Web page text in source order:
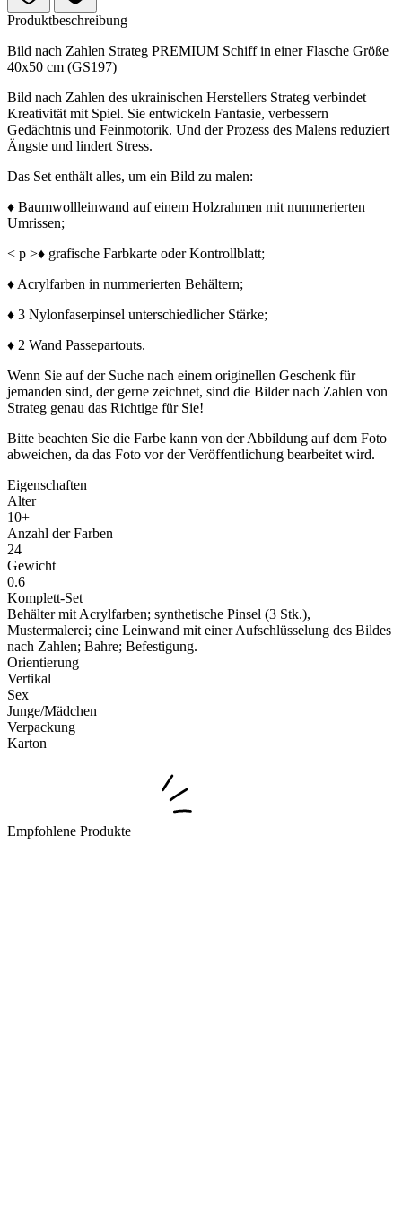
Produktbeschreibung
Bild nach Zahlen Strateg PREMIUM Schiff in einer Flasche Größe
40x50 cm (GS197)
Bild nach Zahlen des ukrainischen Herstellers Strateg verbindet
Kreativität mit Spiel. Sie entwickeln Fantasie, verbessern
Gedächtnis und Feinmotorik. Und der Prozess des Malens reduziert
Ängste und lindert Stress.
Das Set enthält alles, um ein Bild zu malen:
♦ Baumwollleinwand auf einem Holzrahmen mit nummerierten
Umrissen;
< p >♦ grafische Farbkarte oder Kontrollblatt;
♦ Acrylfarben in nummerierten Behältern;
♦ 3 Nylonfaserpinsel unterschiedlicher Stärke;
♦ 2 Wand Passepartouts.
Wenn Sie auf der Suche nach einem originellen Geschenk für
jemanden sind, der gerne zeichnet, sind die Bilder nach Zahlen von
Strateg genau das Richtige für Sie!
Bitte beachten Sie die Farbe kann von der Abbildung auf dem Foto
abweichen, da das Foto vor der Veröffentlichung bearbeitet wird.
Eigenschaften
Alter
10+
Anzahl der Farben
24
Gewicht
0.6
Komplett-Set
Behälter mit Acrylfarben; synthetische Pinsel (3 Stk.),
Mustermalerei; eine Leinwand mit einer Aufschlüsselung des Bildes
nach Zahlen; Bahre; Befestigung.
Orientierung
Vertikal
Sex
Junge/Mädchen
Verpackung
Karton
Empfohlene Produkte